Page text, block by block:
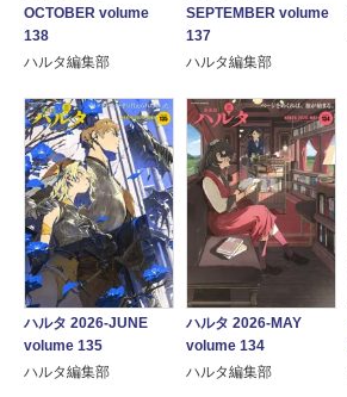
OCTOBER volume
138
ハルタ編集部
SEPTEMBER volume
137
ハルタ編集部
ハルタ 2026-JUNE
volume 135
ハルタ編集部
ハルタ 2026-MAY
volume 134
ハルタ編集部